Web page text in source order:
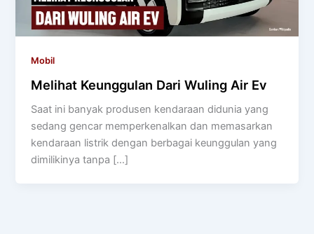
Mobil
Melihat Keunggulan Dari Wuling Air Ev
Saat ini banyak produsen kendaraan didunia yang
sedang gencar memperkenalkan dan memasarkan
kendaraan listrik dengan berbagai keunggulan yang
dimilikinya tanpa […]